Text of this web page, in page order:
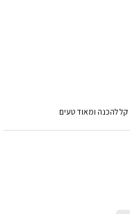
קל להכנה ומאוד טעים